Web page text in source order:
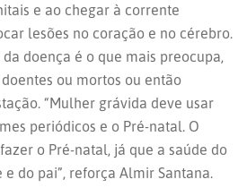
e ao chegar à corrente
lesões no coração e no cérebro.
doença é o que mais preocupa,
ou mortos ou então
“Mulher grávida deve usar
periódicos e o Pré-natal. O
o Pré-natal, já que a saúde do
do pai”, reforça Almir Santana.